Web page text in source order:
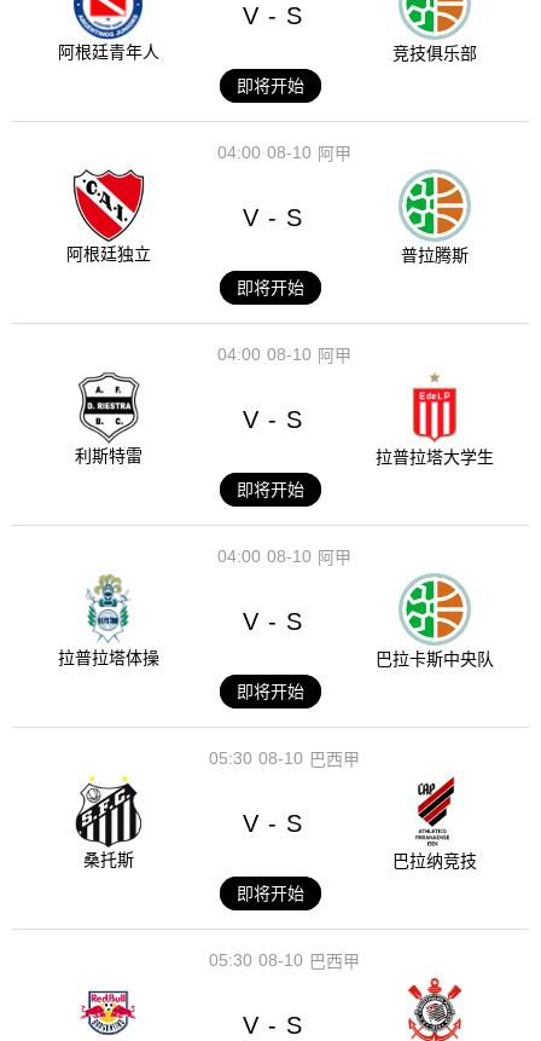
阿根廷青年人
V - S
竞技俱乐部
即将开始
08-10
04:00 阿甲
阿根廷独立
V - S
普拉腾斯
即将开始
08-10
04:00 阿甲
利斯特雷
V - S
拉普拉塔大学生
即将开始
08-10
04:00 阿甲
拉普拉塔体操
V - S
巴拉卡斯中央队
即将开始
08-10
05:30 巴西甲
桑托斯
V - S
巴拉纳竞技
即将开始
08-10
05:30 巴西甲
V - S